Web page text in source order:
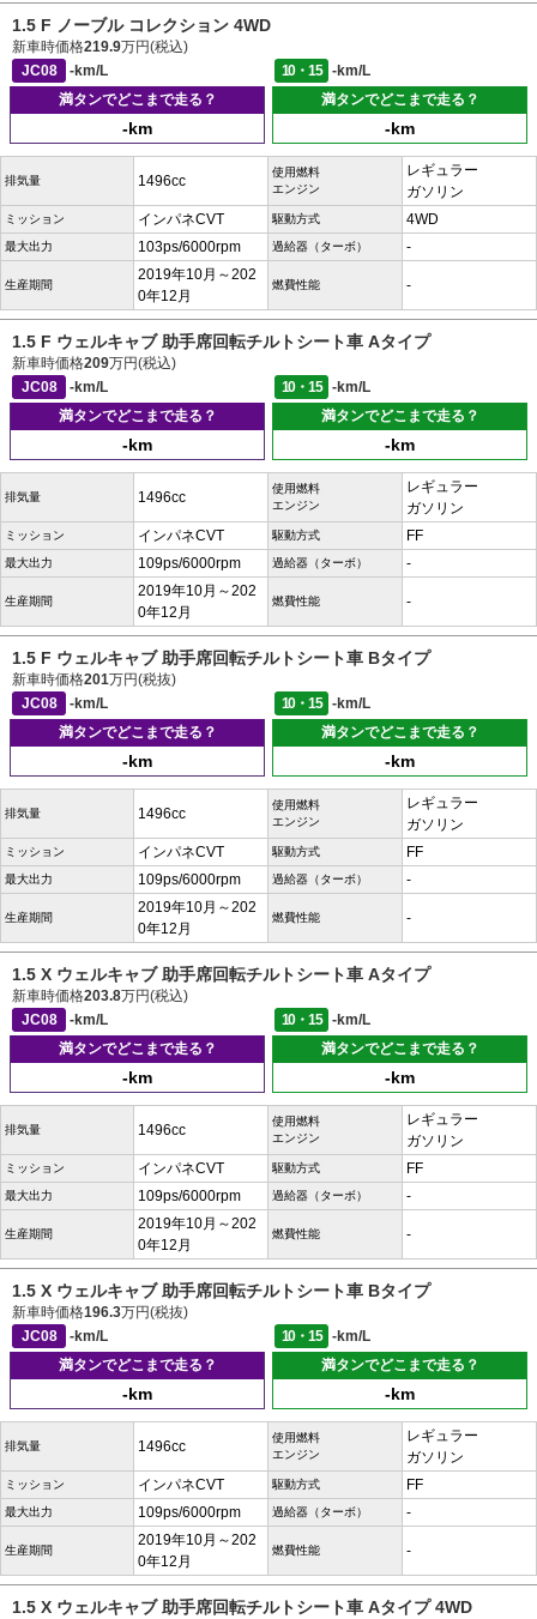
1.5 F ノーブル コレクション 4WD
新車時価格219.9万円(税込)
JC08
-km/L 10・15
-km/L
満タンでどこまで走る？
-km
満タンでどこまで走る？
-km
排気量 1496cc
使用燃料
エンジン
レギュラー
ガソリン
ミッション インパネCVT 駆動方式 4WD
最大出力 103ps/6000rpm 過給器（ターボ） -
生産期間
2019年10月～202
0年12月
燃費性能 -
1.5 F ウェルキャブ 助手席回転チルトシート車 Aタイプ
新車時価格209万円(税込)
JC08
-km/L 10・15
-km/L
満タンでどこまで走る？
-km
満タンでどこまで走る？
-km
排気量 1496cc
使用燃料
エンジン
レギュラー
ガソリン
ミッション インパネCVT 駆動方式 FF
最大出力 109ps/6000rpm 過給器（ターボ） -
生産期間
2019年10月～202
0年12月
燃費性能 -
1.5 F ウェルキャブ 助手席回転チルトシート車 Bタイプ
新車時価格201万円(税抜)
JC08
-km/L 10・15
-km/L
満タンでどこまで走る？
-km
満タンでどこまで走る？
-km
排気量 1496cc
使用燃料
エンジン
レギュラー
ガソリン
ミッション インパネCVT 駆動方式 FF
最大出力 109ps/6000rpm 過給器（ターボ） -
生産期間
2019年10月～202
0年12月
燃費性能 -
1.5 X ウェルキャブ 助手席回転チルトシート車 Aタイプ
新車時価格203.8万円(税込)
JC08
-km/L 10・15
-km/L
満タンでどこまで走る？
-km
満タンでどこまで走る？
-km
排気量 1496cc
使用燃料
エンジン
レギュラー
ガソリン
ミッション インパネCVT 駆動方式 FF
最大出力 109ps/6000rpm 過給器（ターボ） -
生産期間
2019年10月～202
0年12月
燃費性能 -
1.5 X ウェルキャブ 助手席回転チルトシート車 Bタイプ
新車時価格196.3万円(税抜)
JC08
-km/L 10・15
-km/L
満タンでどこまで走る？
-km
満タンでどこまで走る？
-km
排気量 1496cc
使用燃料
エンジン
レギュラー
ガソリン
ミッション インパネCVT 駆動方式 FF
最大出力 109ps/6000rpm 過給器（ターボ） -
生産期間
2019年10月～202
0年12月
燃費性能 -
1.5 X ウェルキャブ 助手席回転チルトシート車 Aタイプ 4WD